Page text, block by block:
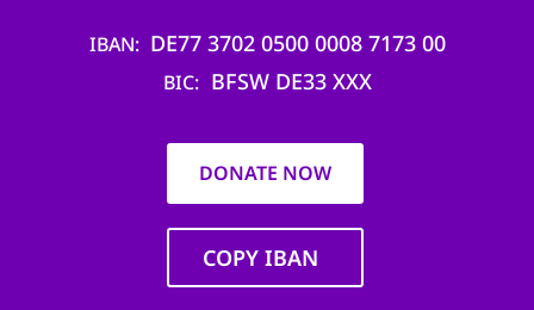
IBAN DE77 3702 0500 0008 7173 00
BIC BFSW DE33 XXX
DONATE NOW
COPY IBAN